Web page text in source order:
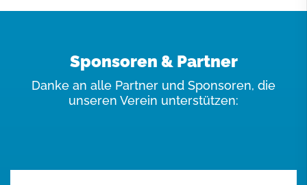
Sponsoren & Partner
Danke an alle Partner und Sponsoren, die
unseren Verein unterstützen: